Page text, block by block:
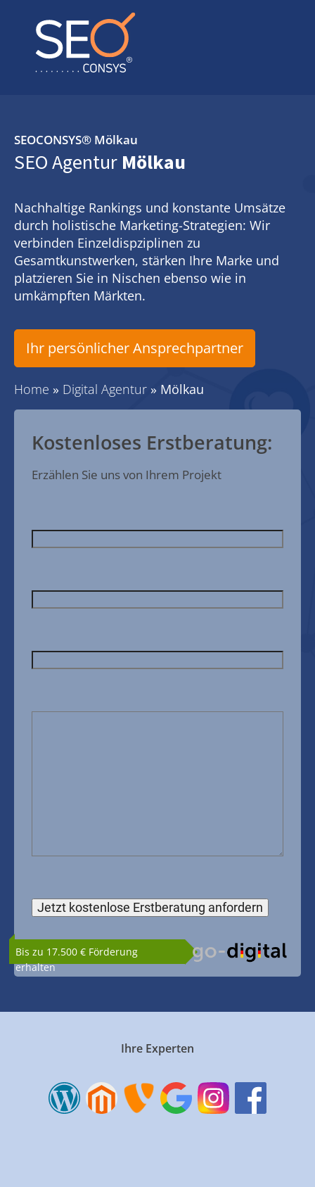
SEOCONSYS® Mölkau
SEO Agentur Mölkau
Nachhaltige Rankings und konstante Umsätze
durch holistische Marketing-Strategien: Wir
verbinden Einzeldispziplinen zu
Gesamtkunstwerken, stärken Ihre Marke und
platzieren Sie in Nischen ebenso wie in
umkämpften Märkten.
Ihr persönlicher Ansprechpartner
Home » Digital Agentur » Mölkau
Kostenloses Erstberatung:
Erzählen Sie uns von Ihrem Projekt
Bis zu 17.500 € Förderung
erhalten
Ihre Experten